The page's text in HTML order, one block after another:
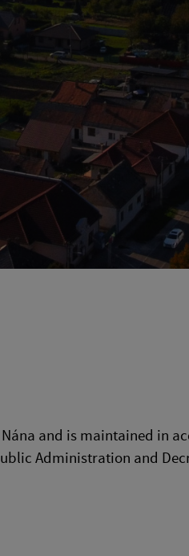
and is maintained in
Administration and